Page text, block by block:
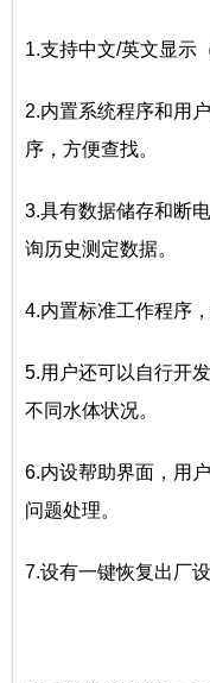
1.支持中文/英文显示
2.内置系统程序和用
序，方便查找。
3.具有数据储存和断
询历史测定数据。
4.内置标准工作程序
5.用户还可以自行开
不同水体状况。
6.内设帮助界面，用
问题处理。
7.设有一键恢复出厂设